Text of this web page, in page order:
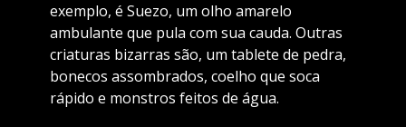
exemplo, é Suezo, um olho amarelo
ambulante que pula com sua cauda. Outras
criaturas bizarras são, um tablete de pedra,
bonecos assombrados, coelho que soca
rápido e monstros feitos de água.